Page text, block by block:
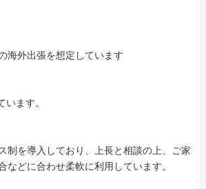
海外出張を想定しています
います。
制を導入しており、上長と相談の上、ご家
などに合わせ柔軟に利用しています。